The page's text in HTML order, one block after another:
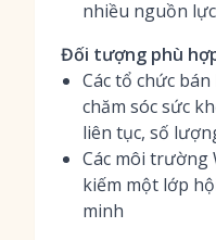
nhiều nguồn lực
Đối tượng phù
Các tổ chức
chăm sóc sức
liên tục, số
Các môi trường
kiếm một lớp
minh